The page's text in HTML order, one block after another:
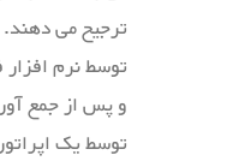
ترجیح می
توسط نرم
و پس از جمع
توسط یک